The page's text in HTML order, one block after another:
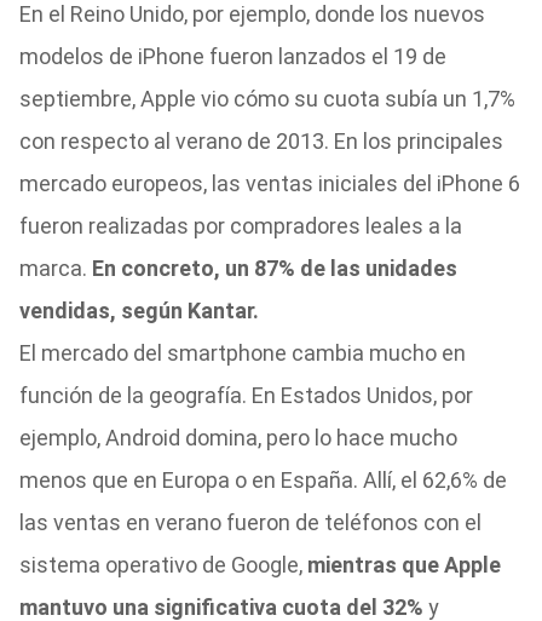
En el Reino Unido, por ejemplo, donde los nuevos
modelos de iPhone fueron lanzados el 19 de
septiembre, Apple vio cómo su cuota subía un 1,7%
con respecto al verano de 2013. En los principales
mercado europeos, las ventas iniciales del iPhone 6
fueron realizadas por compradores leales a la
marca. En concreto, un 87% de las unidades
vendidas, según Kantar.
El mercado del smartphone cambia mucho en
función de la geografía. En Estados Unidos, por
ejemplo, Android domina, pero lo hace mucho
menos que en Europa o en España. Allí, el 62,6% de
las ventas en verano fueron de teléfonos con el
sistema operativo de Google, mientras que Apple
mantuvo una significativa cuota del 32% y